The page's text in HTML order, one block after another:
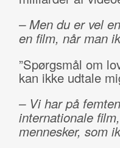
– Men du er vel
en film, når man
”Spørgsmål om
kan ikke udtale
– Vi har på
internationale
mennesker, som